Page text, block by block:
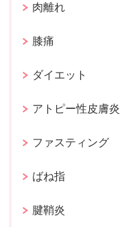
肉離れ
膝痛
ダイエット
アトピー性皮膚炎
ファスティング
ばね指
腱鞘炎